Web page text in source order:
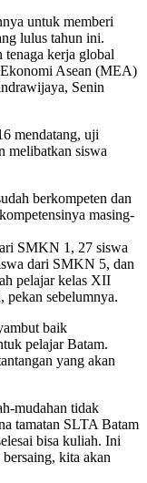
untuk memberi
lulus tahun ini.
tenaga kerja global
Ekonomi Asean (MEA)
Senin
mendatang, uji
melibatkan siswa
berkompeten dan
masing-
SMKN 1, 27 siswa
dari SMKN 5, dan
pelajar kelas XII
pekan sebelumnya.
baik
pelajar Batam.
yang akan
mudahan tidak
tamatan SLTA Batam
bisa kuliah. Ini
kita akan